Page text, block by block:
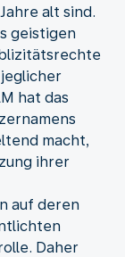
alt sind.
geistigen
hat das
macht,
ihrer
auf deren
Daher